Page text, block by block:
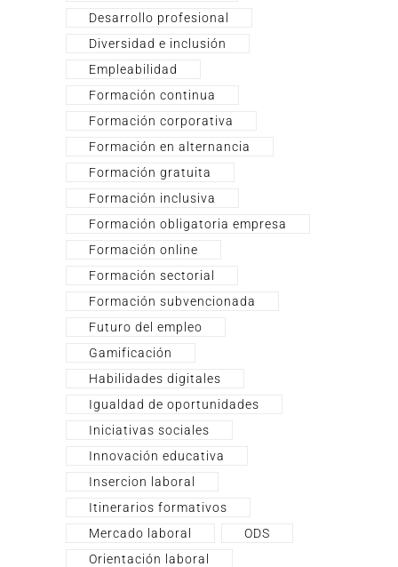
Desarrollo profesional
Diversidad e inclusión
Empleabilidad
Formación continua
Formación corporativa
Formación en alternancia
Formación gratuita
Formación inclusiva
Formación obligatoria empresa
Formación online
Formación sectorial
Formación subvencionada
Futuro del empleo
Gamificación
Habilidades digitales
Igualdad de oportunidades
Iniciativas sociales
Innovación educativa
Insercion laboral
Itinerarios formativos
Mercado laboral
ODS
Orientación laboral